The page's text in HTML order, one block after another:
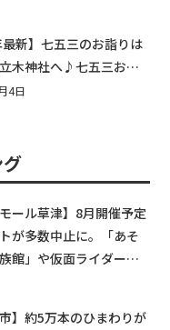
最新】七五三のお詣りは
木神社へ♪七五三お祝
紹介！
4日
モール草津】8月開催予定
が多数中止に。「あそ
館」や仮面ライダーシ
市】約5万本のひまわりが